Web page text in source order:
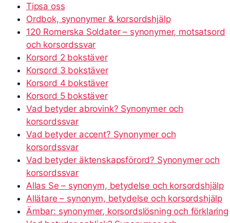
Tipsa oss
Ordbok, synonymer & korsordshjälp
120 Romerska Soldater – synonymer, motsatsord
och korsordssvar
Korsord 2 bokstäver
Korsord 3 bokstäver
Korsord 4 bokstäver
Korsord 5 bokstäver
Vad betyder abrovink? Synonymer och
korsordssvar
Vad betyder accent? Synonymer och
korsordssvar
Vad betyder äktenskapsförord? Synonymer och
korsordssvar
Allas Se – synonym, betydelse och korsordshjälp
Allätare – synonym, betydelse och korsordshjälp
Ämbar: synonymer, korsordslösning och förklaring